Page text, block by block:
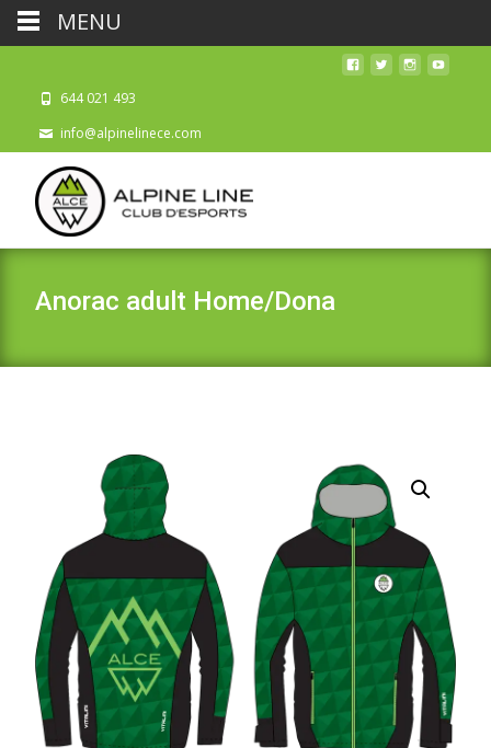
644 021 493
info@alpinelinece.com
Anorac adult Home/Dona
MENU